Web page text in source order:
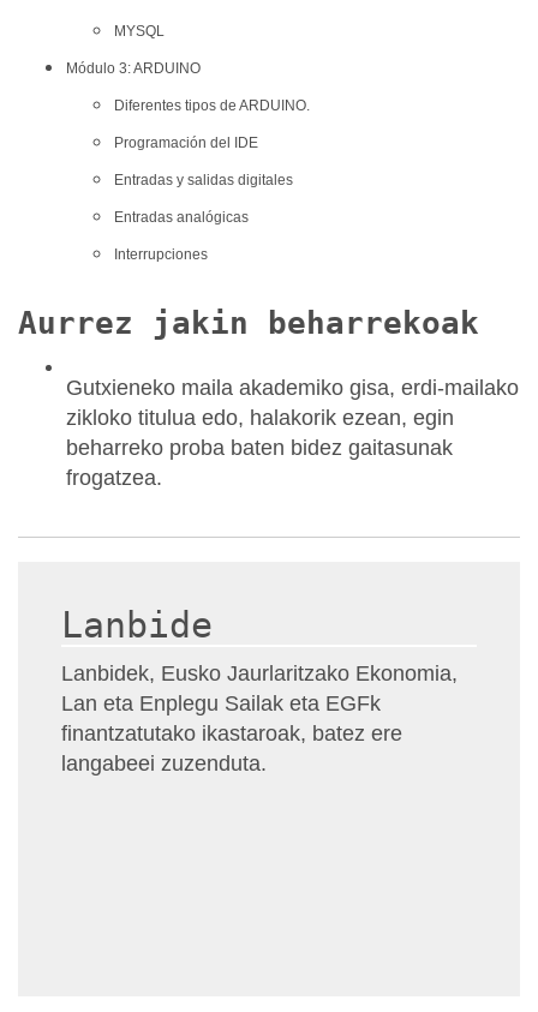
MYSQL
Módulo 3: ARDUINO
Diferentes tipos de ARDUINO.
Programación del IDE
Entradas y salidas digitales
Entradas analógicas
Interrupciones
Aurrez jakin beharrekoak
Gutxieneko maila akademiko gisa, erdi-mailako
zikloko titulua edo, halakorik ezean, egin
beharreko proba baten bidez gaitasunak
frogatzea.
Lanbide
Lanbidek, Eusko Jaurlaritzako Ekonomia,
Lan eta Enplegu Sailak eta EGFk
finantzatutako ikastaroak, batez ere
langabeei zuzenduta.